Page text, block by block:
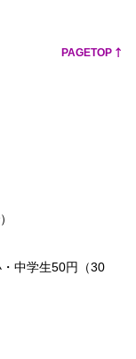
PAGETOP
中学生50円（30